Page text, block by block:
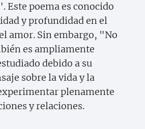
Este poema es conocido
y profundidad en el
amor. Sin embargo, "No
es ampliamente
debido a su
sobre la vida y la
plenamente
y relaciones.